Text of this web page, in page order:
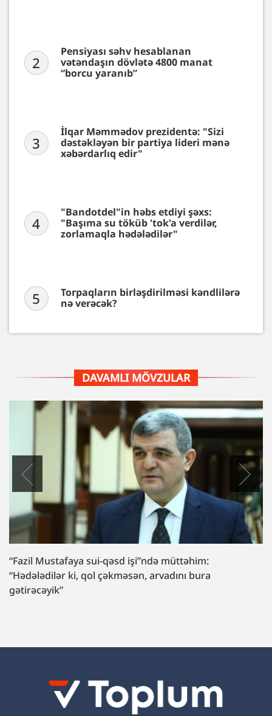
2
Pensiyası səhv hesablanan
vətəndaşın dövlətə 4800 manat
“borcu yaranıb”
3
İlqar Məmmədov prezidentə: "Sizi
dəstəkləyən bir partiya lideri mənə
xəbərdarlıq edir"
4
"Bandotdel"in həbs etdiyi şəxs:
"Başıma su töküb 'tok'a verdilər,
zorlamaqla hədələdilər"
5
Torpaqların birləşdirilməsi kəndlilərə
nə verəcək?
DAVAMLI MÖVZULAR
“Fazil Mustafaya sui-qəsd işi”ndə müttəhim:
“Hədələdilər ki, qol çəkməsən, arvadını bura
gətirəcəyik”